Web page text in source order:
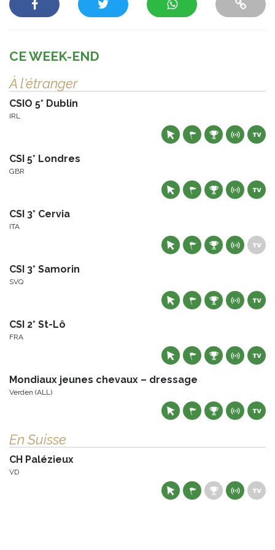
CE WEEK-END
À l'étranger
CSIO 5* Dublin
IRL
CSI 5* Londres
GBR
CSI 3* Cervia
ITA
CSI 3* Samorin
SVQ
CSI 2* St-Lô
FRA
Mondiaux jeunes chevaux – dressage
Verden (ALL)
En Suisse
CH Palézieux
VD